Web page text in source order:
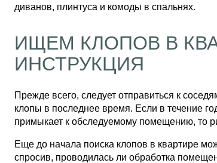
диванов, плинтуса и комоды в спальнях.
ИЩЕМ КЛОПОВ В
ИНСТРУКЦИЯ
Прежде всего, следует отправиться к
клопы в последнее время. Если в течение
примыкает к обследуемому помещению, то
Еще до начала поиска клопов в квартире
спросив, проводилась ли обработка